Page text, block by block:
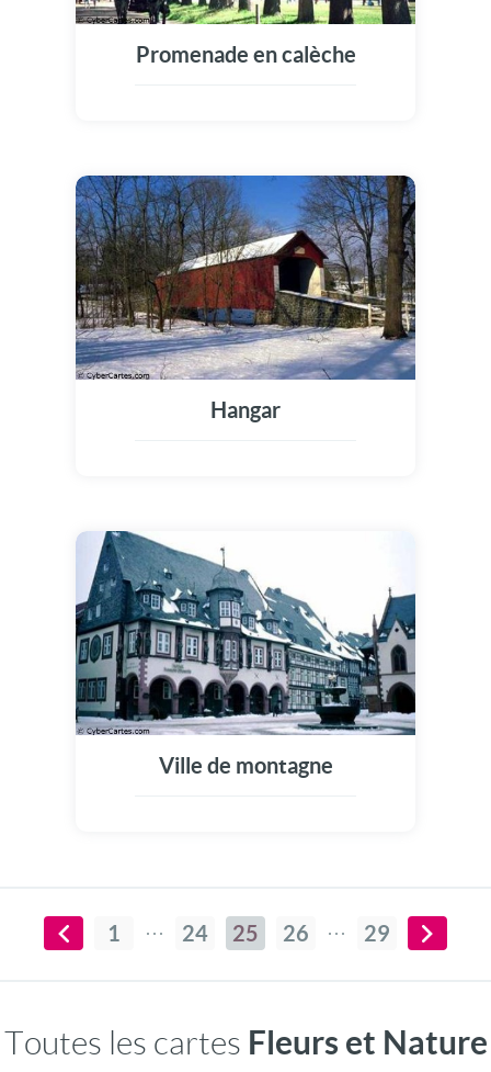
Promenade en calèche
Hangar
Ville de montagne
1 24 25 26 29
Toutes les cartes Fleurs et Nature